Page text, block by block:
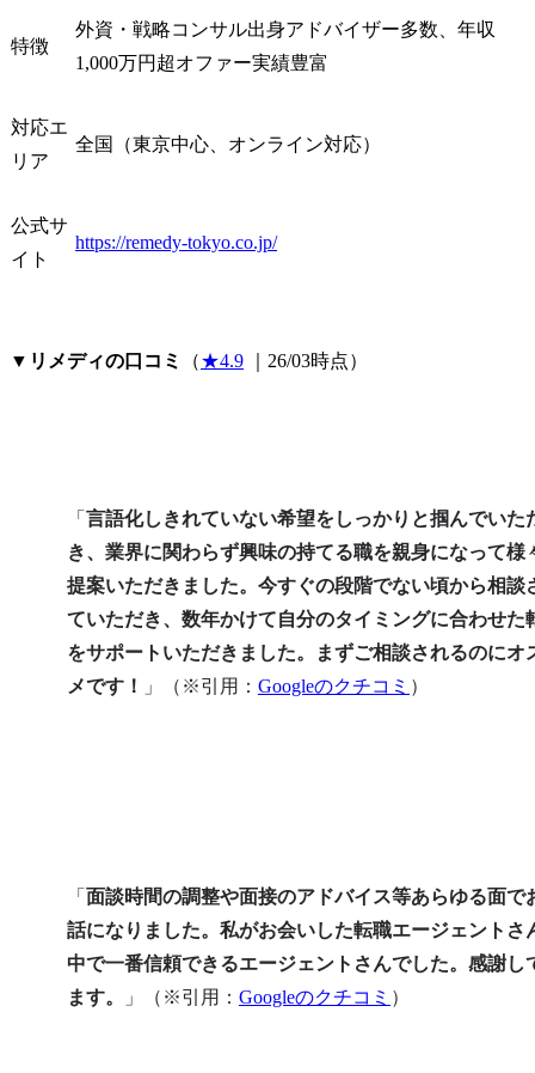
特徴
外資・戦略コンサル出身アドバイザー多数、年収
1,000万円超オファー実績豊富
対応エ
リア
全国（東京中心、オンライン対応）
公式サ
イト
https://remedy-tokyo.co.jp/
▼ リメディの口コミ （★4.9 ｜26/03時点）
「 言語化しきれていない希望をしっかりと掴んでいた
き、業界に関わらず興味の持てる職を親身になって様
提案いただきました。今すぐの段階でない頃から相談
ていただき、数年かけて自分のタイミングに合わせた
をサポートいただきました。まずご相談されるのにオ
メです！
」（※引用： Googleのクチコミ ）
「 面談時間の調整や面接のアドバイス等あらゆる面で
話になりました。私がお会いした転職エージェントさ
中で一番信頼できるエージェントさんでした。感謝し
ます。
」（※引用： Googleのクチコミ ）